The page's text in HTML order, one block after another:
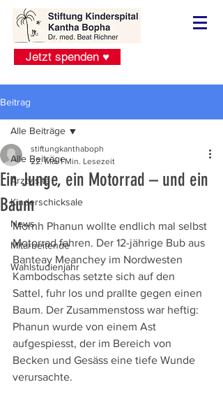
Jetzt spenden ♥
Beitrag
Alle Beiträge
Arztvisite
Kinderschicksale
News
Mitarbeitende
Wahlstudienjahr
Alle Beiträge
Ein Junge, ein Motorrad – und ein
Baum
stiftungkanthaboph
22. Mai 1 Min. Lesezeit
Mornh Phanun wollte endlich mal selbst
Motorrad fahren. Der 12-jährige Bub aus
Banteay Meanchey im Nordwesten
Kambodschas setzte sich auf den
Sattel, fuhr los und prallte gegen einen
Baum. Der Zusammenstoss war heftig:
Phanun wurde von einem Ast
aufgespiesst, der im Bereich von
Becken und Gesäss eine tiefe Wunde
verursachte.